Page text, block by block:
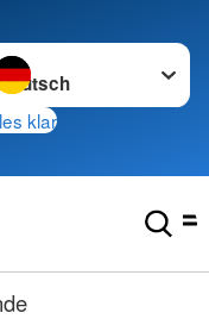
wechseln zu
klar